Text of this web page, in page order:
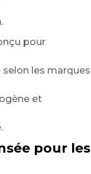
pour
les marques
et
pour les